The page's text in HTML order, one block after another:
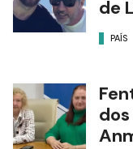
de
PAÍS